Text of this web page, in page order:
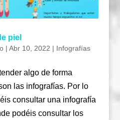
piel
| Abr 10, 2022 | Infografías
algo de forma
las infografías. Por lo
consultar una infografía
podéis consultar los